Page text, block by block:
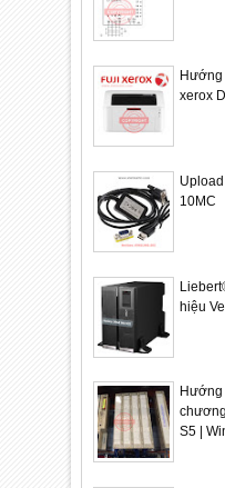
Hướng
xerox
10MC
hiệu
Hướng
S5 |